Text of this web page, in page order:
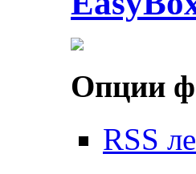
Опции
RSS